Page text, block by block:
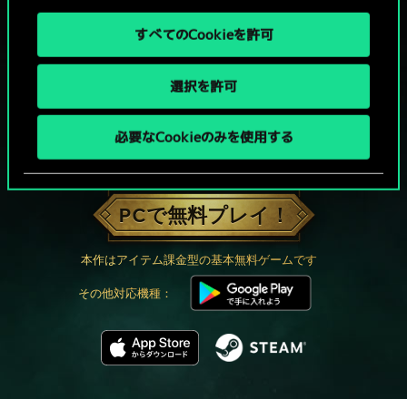
すべてのCookieを許可
選択を許可
必要なCookieのみを使用する
グウェントでひと勝負といかない
か？
PCで無料プレイ！
本作はアイテム課金型の基本無料ゲームです
その他対応機種：